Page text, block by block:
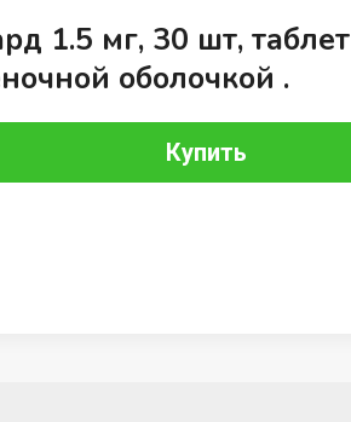
1.5 мг, 30 шт,
оболочкой .
Купить